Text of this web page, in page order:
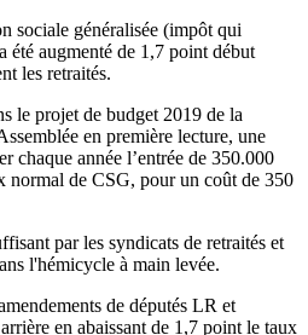
sociale généralisée (impôt qui
été augmenté de 1,7 point début
les retraités.
le projet de budget 2019 de la
en première lecture, une
chaque année l’entrée de 350.000
normal de CSG, pour un coût de 350
par les syndicats de retraités et
l'hémicycle à main levée.
de députés LR et
en abaissant de 1,7 point le taux